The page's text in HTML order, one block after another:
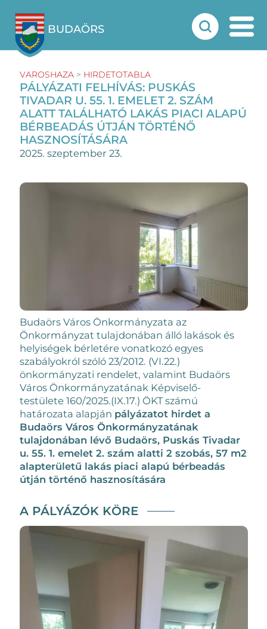
BUDAÖRS
VAROSHAZA > HIRDETOTABLA
PÁLYÁZATI FELHÍVÁS: PUSKÁS
TIVADAR U. 55. 1. EMELET 2. SZÁM
ALATT TALÁLHATÓ LAKÁS PIACI ALAPÚ
BÉRBEADÁS ÚTJÁN TÖRTÉNŐ
HASZNOSÍTÁSÁRA
2025. szeptember 23.
Budaörs Város Önkormányzata az
Önkormányzat tulajdonában álló lakások és
helyiségek bérletére vonatkozó egyes
szabályokról szóló 23/2012. (VI.22.)
önkormányzati rendelet, valamint Budaörs
Város Önkormányzatának Képviselő-
testülete 160/2025.(IX.17.) ÖKT számú
határozata alapján pályázatot hirdet a
Budaörs Város Önkormányzatának
tulajdonában lévő Budaörs, Puskás Tivadar
u. 55. 1. emelet 2. szám alatti 2 szobás, 57 m2
alapterületű lakás piaci alapú bérbeadás
útján történő hasznosítására
A PÁLYÁZÓK KÖRE